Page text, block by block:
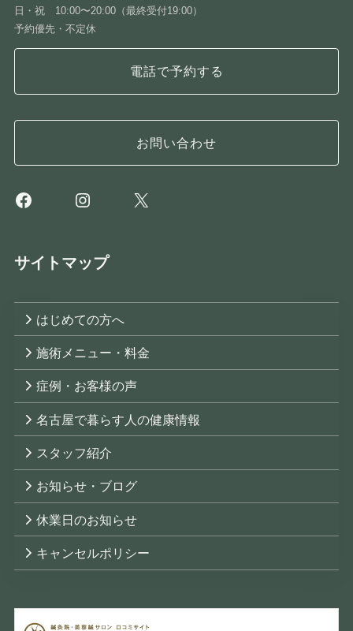
日・祝 10:00〜20:00（最終受付19:00）
予約優先・不定休
電話で予約する
お問い合わせ
FacebookInstagram
X
サイトマップ
はじめての方へ
施術メニュー・料金
症例・お客様の声
名古屋で暮らす人の健康情報
スタッフ紹介
お知らせ・ブログ
休業日のお知らせ
キャンセルポリシー